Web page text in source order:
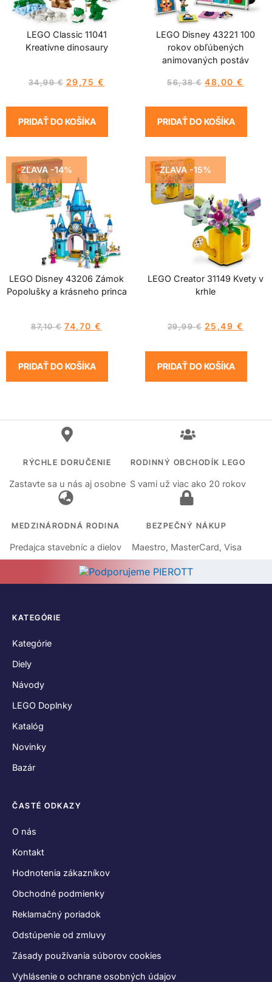
LEGO Classic 11041
Kreatívne dinosaury
34,99€ 29,75 €
PRIDAŤ DO KOŠÍKA
LEGO Disney 43221 100
rokov obľúbených
animovaných postáv
56,38€ 48,00€
PRIDAŤ DO KOŠÍKA
ZĽAVA -14%
LEGO Disney 43206 Zámok
Popolušky a krásneho princa
87,10€ 74,70€
PRIDAŤ DO KOŠÍKA
ZĽAVA -15%
LEGO Creator 31149 Kvety v
krhle
29,99€ 25,49 €
PRIDAŤ DO KOŠÍKA
RÝCHLE DORUČENIE
Zastavte sa u nás aj osobne
RODINNÝ OBCHODÍK LEGO
S vami už viac ako 20 rokov
MEDZINÁRODNÁ RODINA
Predajca stavebníc a dielov
BEZPEČNÝ NÁKUP
Maestro, MasterCard, Visa
KATEGÓRIE
Kategórie
Diely
Návody
LEGO Doplnky
Katalóg
Novinky
Bazár
ČASTÉ ODKAZY
O nás
Kontakt
Hodnotenia zákazníkov
Obchodné podmienky
Reklamačný poriadok
Odstúpenie od zmluvy
Zásady používania súborov cookies
Vyhlásenie o ochrane osobných údajov